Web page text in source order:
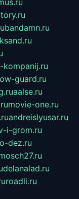
bandamn.ru
guard.ru
aalse.ru
movie-one.ru
andreislyusar.ru
i-grom.ru
dez.ru
delanalad.ru
roadli.ru